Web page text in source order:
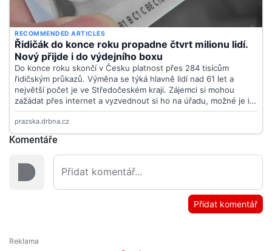
Komentáře
Přidat komentář